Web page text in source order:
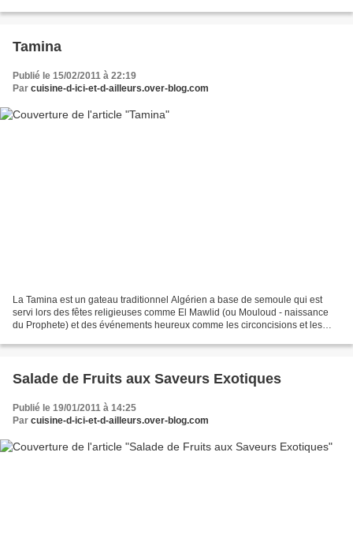
Tamina
Publié le 15/02/2011 à 22:19
Par cuisine-d-ici-et-d-ailleurs.over-blog.com
La Tamina est un gateau traditionnel Algérien a base de semoule qui est
servi lors des fêtes religieuses comme El Mawlid (ou Mouloud - naissance
du Prophete) et des événements heureux comme les circoncisions et les
Salade de Fruits aux Saveurs Exotiques
Publié le 19/01/2011 à 14:25
Par cuisine-d-ici-et-d-ailleurs.over-blog.com